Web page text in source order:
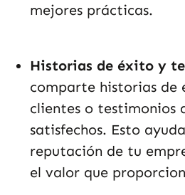
mejores prácticas.
Historias de éxito y
comparte historias de
clientes o testimonios
satisfechos. Esto
reputación de tu
el valor que